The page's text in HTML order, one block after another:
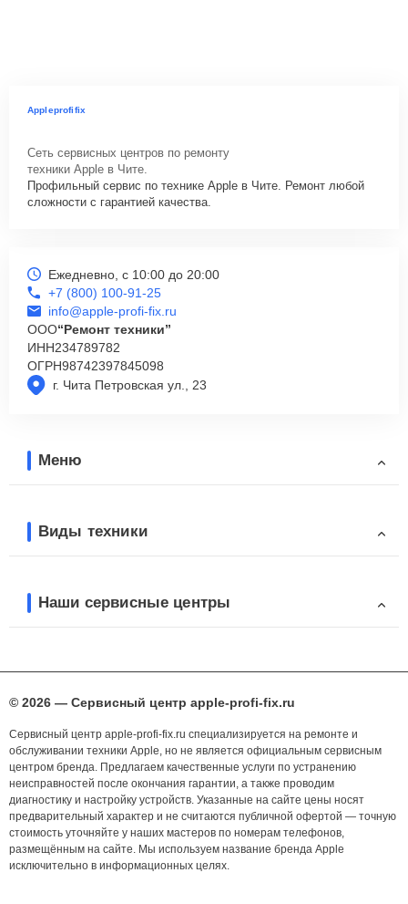
Appleprofifix
Сеть сервисных центров по ремонту
техники Apple в Чите.
Профильный сервис по технике Apple в Чите. Ремонт любой
сложности с гарантией качества.
г. Чита Петровская ул., 23
Ежедневно, с 10:00 до 20:00
+7 (800) 100-91-25
info@apple-profi-fix.ru
ООО“Ремонт техники”
ИНН234789782
ОГРН98742397845098
Меню
Виды техники
Наши сервисные центры
© 2026 — Сервисный центр apple-profi-fix.ru
Сервисный центр apple-profi-fix.ru специализируется на ремонте и
обслуживании техники Apple, но не является официальным сервисным
центром бренда. Предлагаем качественные услуги по устранению
неисправностей после окончания гарантии, а также проводим
диагностику и настройку устройств. Указанные на сайте цены носят
предварительный характер и не считаются публичной офертой — точную
стоимость уточняйте у наших мастеров по номерам телефонов,
размещённым на сайте. Мы используем название бренда Apple
исключительно в информационных целях.